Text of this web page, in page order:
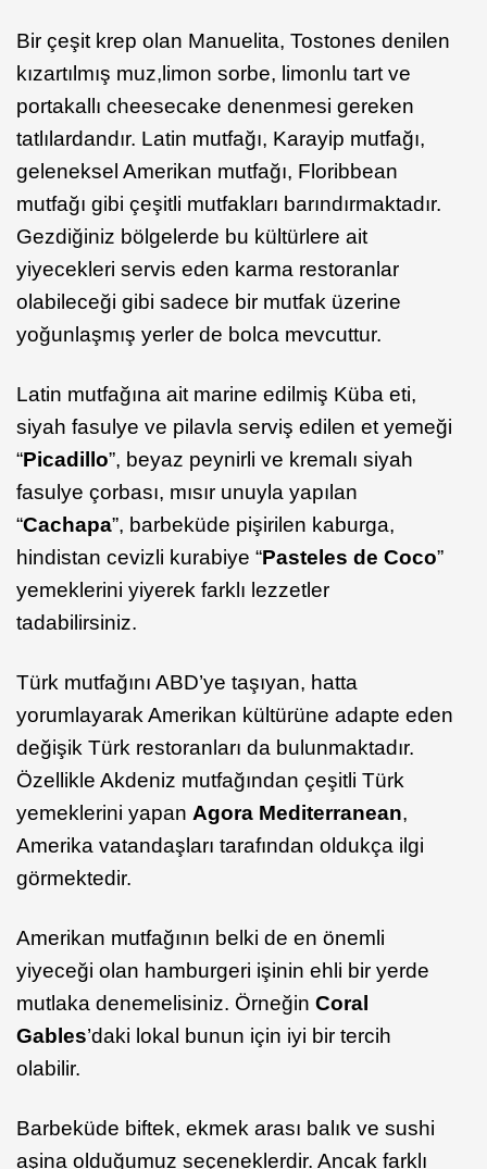
Bir çeşit krep olan Manuelita, Tostones denilen
kızartılmış muz,limon sorbe, limonlu tart ve
portakallı cheesecake denenmesi gereken
tatlılardandır. Latin mutfağı, Karayip mutfağı,
geleneksel Amerikan mutfağı, Floribbean
mutfağı gibi çeşitli mutfakları barındırmaktadır.
Gezdiğiniz bölgelerde bu kültürlere ait
yiyecekleri servis eden karma restoranlar
olabileceği gibi sadece bir mutfak üzerine
yoğunlaşmış yerler de bolca mevcuttur.
Latin mutfağına ait marine edilmiş Küba eti,
siyah fasulye ve pilavla serviş edilen et yemeği
“Picadillo”, beyaz peynirli ve kremalı siyah
fasulye çorbası, mısır unuyla yapılan
“Cachapa”, barbeküde pişirilen kaburga,
hindistan cevizli kurabiye “Pasteles de Coco”
yemeklerini yiyerek farklı lezzetler
tadabilirsiniz.
Türk mutfağını ABD’ye taşıyan, hatta
yorumlayarak Amerikan kültürüne adapte eden
değişik Türk restoranları da bulunmaktadır.
Özellikle Akdeniz mutfağından çeşitli Türk
yemeklerini yapan Agora Mediterranean,
Amerika vatandaşları tarafından oldukça ilgi
görmektedir.
Amerikan mutfağının belki de en önemli
yiyeceği olan hamburgeri işinin ehli bir yerde
mutlaka denemelisiniz. Örneğin Coral
Gables’daki lokal bunun için iyi bir tercih
olabilir.
Barbeküde biftek, ekmek arası balık ve sushi
aşina olduğumuz seçeneklerdir. Ancak farklı